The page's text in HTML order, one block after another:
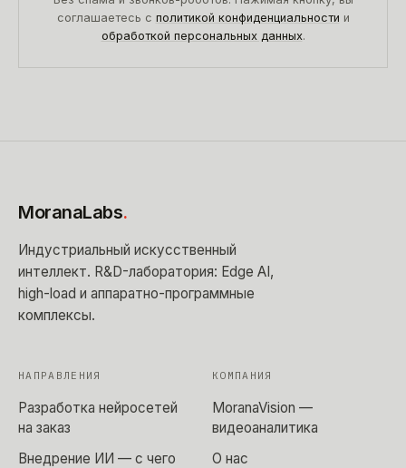
соглашаетесь с политикой конфиденциальности и
обработкой персональных данных.
MoranaLabs.
Индустриальный искусственный
интеллект. R&D-лаборатория: Edge AI,
high-load и аппаратно-программные
комплексы.
НАПРАВЛЕНИЯ
Разработка нейросетей
на заказ
Внедрение ИИ — с чего
КОМПАНИЯ
MoranaVision —
видеоаналитика
О нас